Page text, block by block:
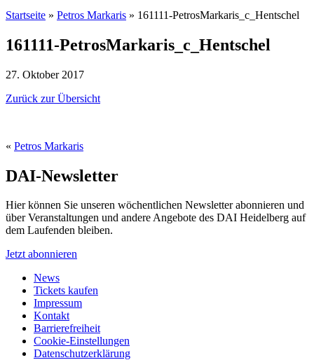
Startseite » Petros Markaris » 161111-PetrosMarkaris_c_Hentschel
161111-PetrosMarkaris_c_Hentschel
27. Oktober 2017
Zurück zur Übersicht
« Petros Markaris
DAI-Newsletter
Hier können Sie unseren wöchentlichen Newsletter abonnieren und
über Veranstaltungen und andere Angebote des DAI Heidelberg auf
dem Laufenden bleiben.
Jetzt abonnieren
News
Tickets kaufen
Impressum
Kontakt
Barrierefreiheit
Cookie-Einstellungen
Datenschutzerklärung